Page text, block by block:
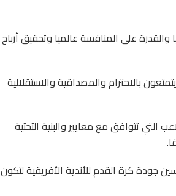
والقدرة على المنافسة عالميا وتحقيق أرباح
بالاحترام والمصداقية والاستقلالية
تتوافق مع معايير والبنية التحتية
جودة كرة القدم للأندية الأفريقية لتكون